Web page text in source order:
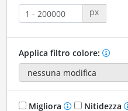
px
Applica filtro colore:
Migliora Nitidezza